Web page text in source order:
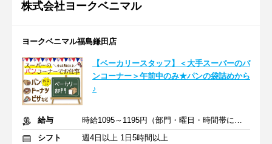
株式会社ヨークベニマル
ヨークベニマル福島鎌田店
【ベーカリースタッフ】＜大手スーパーのパ
ンコーナー＞午前中のみ★パンの袋詰めから
♪
給与
時給1095～1195円（部門・曜日・時間帯による）＋交通費
シフト
週4日以上 1日5時間以上